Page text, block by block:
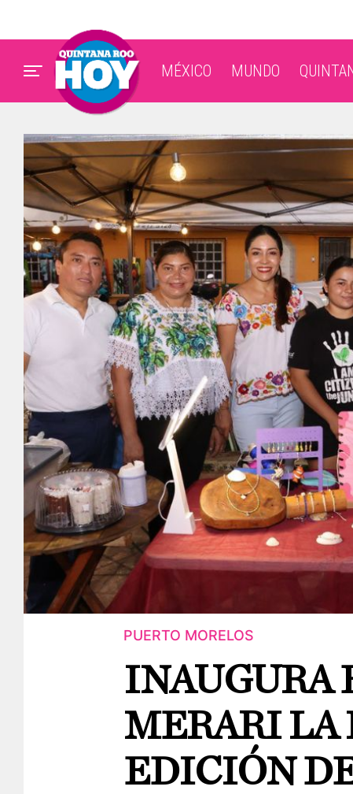
MÉXICO MUNDO
PUERTO MORELOS
INAUGURA
MERARI LA
EDICIÓN